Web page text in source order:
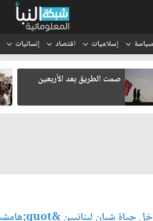
سياسة إسلاميات اقتصاد إنسانيات
صمت الطريق بعد الأربعين